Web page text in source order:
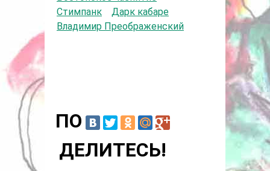
Стимпанк
Дарк кабаре
Владимир Преображенский
ПО
ДЕЛИТЕСЬ!